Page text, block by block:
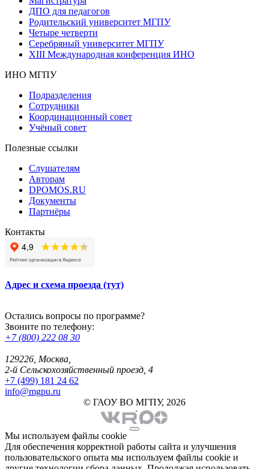
ДПО для педагогов
Родительский университет МГПУ
Четыре четверти
Серебряный университет МГПУ
XIII Международная конференция ИНО
ИНО МГПУ
Подразделения
Сотрудники
Координационный совет
Учёный совет
Полезные ссылки
Слушателям
Авторам
DPOMOS.RU
Документы
Партнёры
Контакты
Адрес и схема проезда (тут)
Остались вопросы по программе?
Звоните по телефону:
+7 (800) 222 08 30
129226, Москва,
2-й Сельскохозяйственный проезд, 4
+7 (499) 181 24 62
info@mgpu.ru
© ГАОУ ВО МГПУ, 2026
Мы используем файлы cookie
Для обеспечения корректной работы сайта и улучшения
пользовательского опыта мы используем файлы cookie и